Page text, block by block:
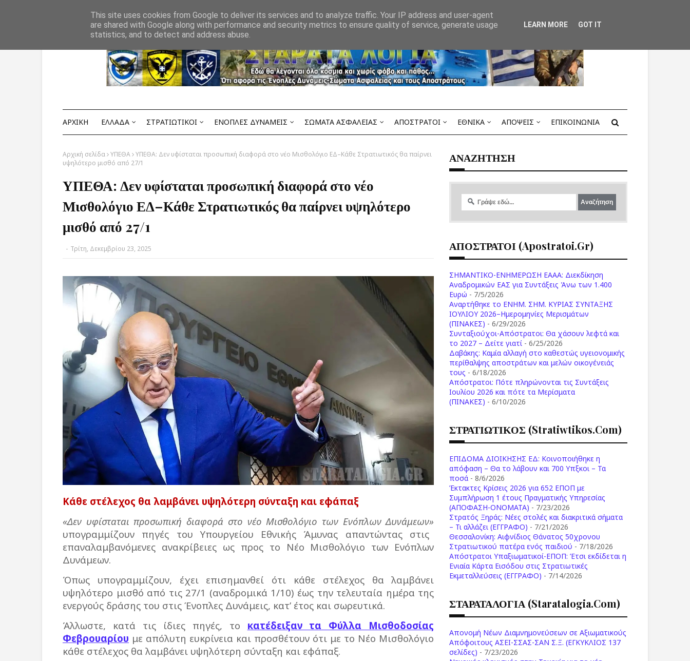
ΑΡΧΙΚΗ ΕΛΛΑΔΑ ΣΤΡΑΤΙΩΤΙΚΟΙ ΕΝΟΠΛΕΣ ΔΥΝΑΜΕΙΣ ΣΩΜΑΤΑ ΑΣΦΑΛΕΙΑΣ ΑΠΟΣΤΡΑΤΟΙ ΕΘΝΙΚΑ ΑΠΟΨΕΙΣ ΕΠΙΚΟΙΝΩΝΙΑ
Αρχική σελίδα ΥΠΕΘΑ ΥΠΕΘΑ: Δεν υφίσταται προσωπική διαφορά στο νέο Μισθολόγιο ΕΔ–Κάθε Στρατιωτικός θα παίρνει
υψηλότερο μισθό από 27/1
ΥΠΕΘΑ: Δεν υφίσταται προσωπική διαφορά στο νέο
Μισθολόγιο ΕΔ–Κάθε Στρατιωτικός θα παίρνει υψηλότερο
μισθό από 27/1
- Τρίτη, Δεκεμβρίου 23, 2025
Κάθε στέλεχος θα λαμβάνει υψηλότερη σύνταξη και εφάπαξ
«Δεν υφίσταται προσωπική διαφορά στο νέο Μισθολόγιο των Ενόπλων Δυνάμεων»
υπογραμμίζουν πηγές του Υπουργείου Εθνικής Άμυνας απαντώντας στις
επαναλαμβανόμενες ανακρίβειες ως προς το Νέο Μισθολόγιο των Ενόπλων
Δυνάμεων.
Όπως υπογραμμίζουν, έχει επισημανθεί ότι κάθε στέλεχος θα λαμβάνει
υψηλότερο μισθό από τις 27/1 (αναδρομικά 1/10) έως την τελευταία ημέρα της
ενεργούς δράσης του στις Ένοπλες Δυνάμεις, κατ’ έτος και σωρευτικά.
Άλλωστε, κατά τις ίδιες πηγές, το κατέδειξαν τα Φύλλα Μισθοδοσίας
Φεβρουαρίου με απόλυτη ευκρίνεια και προσθέτουν ότι με το Νέο Μισθολόγιο
κάθε στέλεχος θα λαμβάνει υψηλότερη σύνταξη και εφάπαξ.
ΑΝΑΖΗΤΗΣΗ
ΑΠΟΣΤΡΑΤΟΙ (apostratoi.gr)
ΣΗΜΑΝΤΙΚΟ-ΕΝΗΜΕΡΩΣΗ ΕΑΑΑ: Διεκδίκηση
Αναδρομικών ΕΑΣ για Συντάξεις Άνω των 1.400
Ευρώ - 7/5/2026
Aναρτήθηκε το ENHM. ΣΗΜ. ΚΥΡΙΑΣ ΣΥΝΤΑΞΗΣ
ΙΟΥΛΙΟΥ 2026–Ημερομηνίες Μερισμάτων
(ΠΙΝΑΚΕΣ) - 6/29/2026
Συνταξιούχοι-Απόστρατοι: Θα χάσουν λεφτά και
το 2027 – Δείτε γιατί - 6/25/2026
Δαβάκης: Καμία αλλαγή στο καθεστώς υγειονομικής
περίθαλψης αποστράτων και μελών οικογένειάς
τους - 6/18/2026
Aπόστρατοι: Πότε πληρώνονται τις Συντάξεις
Ιουλίου 2026 και πότε τα Μερίσματα
(ΠΙΝΑΚΕΣ) - 6/10/2026
ΣΤΡΑΤΙΩΤΙΚΟΣ (stratiwtikos.com)
ΕΠΙΔΟΜΑ ΔΙΟΙΚΗΣΗΣ ΕΔ: Κοινοποιήθηκε η
απόφαση – Θα το λάβουν και 700 Υπξκοι – Τα
ποσά - 8/6/2026
Έκτακτες Κρίσεις 2026 για 652 ΕΠΟΠ με
Συμπλήρωση 1 έτους Πραγματικής Υπηρεσίας
(ΑΠΟΦΑΣΗ-ONOMATA) - 7/23/2026
Στρατός Ξηράς: Νέες στολές και διακριτικά σήματα
– Τι αλλάζει (ΕΓΓΡΑΦΟ) - 7/21/2026
Θεσσαλονίκη: Αιφνίδιος Θάνατος 50χρονου
Στρατιωτικού πατέρα ενός παιδιού - 7/18/2026
Απόστρατοι Υπαξιωματικοί-ΕΠΟΠ: Έτσι εκδίδεται η
Ενιαία Κάρτα Εισόδου στις Στρατιωτικές
Εκμεταλλεύσεις (ΕΓΓΡΑΦΟ) - 7/14/2026
ΣΤΑΡΑΤΑΛΟΓΙΑ (staratalogia.com)
Απονομή Νέων Διαμνημονεύσεων σε Αξιωματικούς
Απόφοιτους ΑΣΕΙ-ΣΣΑΣ-ΣΑΝ Σ.Ξ. (ΕΓΚΥΚΛΙΟΣ 137
σελίδες) - 7/23/2026
This site uses cookies from Google to deliver its services and to analyze traffic. Your IP address and user-agent
are shared with Google along with performance and security metrics to ensure quality of service, generate usage
statistics, and to detect and address abuse.
LEARN MORE GOT IT